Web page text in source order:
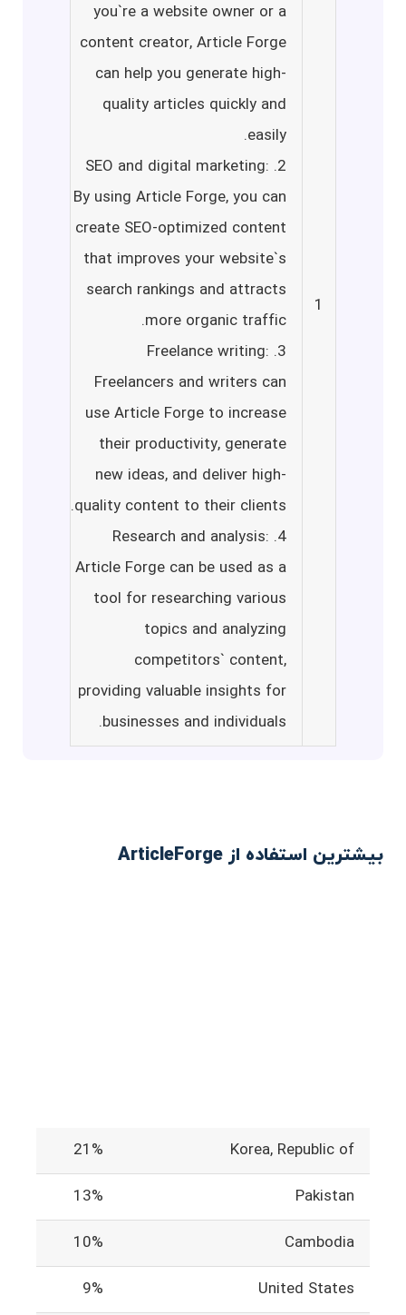
1
you`re a website owner or a
content creator, Article Forge
can help you generate high-
quality articles quickly and
easily.
2. SEO and digital marketing:
By using Article Forge, you can
create SEO-optimized content
that improves your website`s
search rankings and attracts
more organic traffic.
3. Freelance writing:
Freelancers and writers can
use Article Forge to increase
their productivity, generate
new ideas, and deliver high-
quality content to their clients.
4. Research and analysis:
Article Forge can be used as a
tool for researching various
topics and analyzing
competitors` content,
providing valuable insights for
businesses and individuals.
بیشترین استفاده از ArticleForge
Korea, Republic of
21%
Pakistan
13%
Cambodia
10%
United States
9%